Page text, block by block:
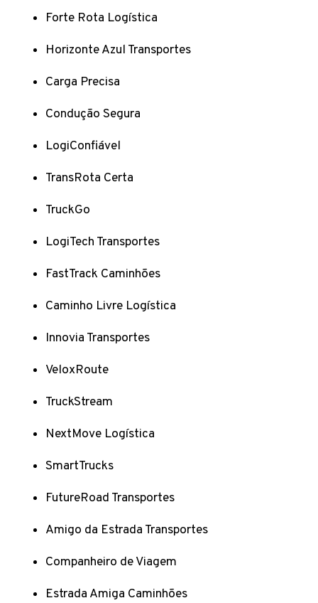
Forte Rota Logística
Horizonte Azul Transportes
Carga Precisa
Condução Segura
LogiConfiável
TransRota Certa
TruckGo
LogiTech Transportes
FastTrack Caminhões
Caminho Livre Logística
Innovia Transportes
VeloxRoute
TruckStream
NextMove Logística
SmartTrucks
FutureRoad Transportes
Amigo da Estrada Transportes
Companheiro de Viagem
Estrada Amiga Caminhões